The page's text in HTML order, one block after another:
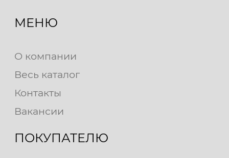
МЕНЮ
О компании
Весь каталог
Контакты
Вакансии
ПОКУПАТЕЛЮ